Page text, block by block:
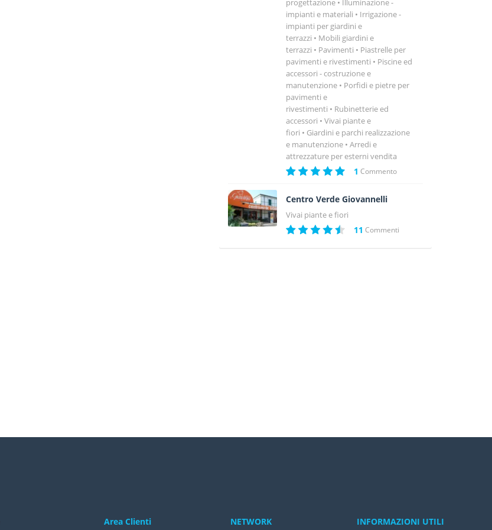
progettazione
Illuminazione -
impianti e materiali
Irrigazione -
impianti per giardini e
terrazzi
Mobili giardini e
terrazzi
Pavimenti
Piastrelle per
pavimenti e rivestimenti
Piscine ed
accessori - costruzione e
manutenzione
Porfidi e pietre per
pavimenti e
rivestimenti
Rubinetterie ed
accessori
Vivai piante e
fiori
Giardini e parchi realizzazione
e manutenzione
Arredi e
attrezzature per esterni vendita
1 Commento
Centro Verde Giovannelli
Vivai piante e fiori
11 Commenti
Area Clienti NETWORK INFORMAZIONI UTILI